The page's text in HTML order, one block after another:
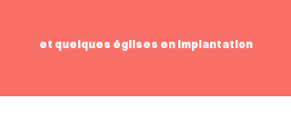
et quelques églises en implantation